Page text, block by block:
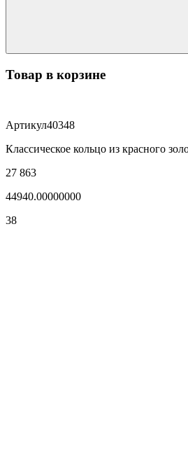
Товар в корзине
Артикул40348
Классическое кольцо из красного
27 863
44940.00000000
38